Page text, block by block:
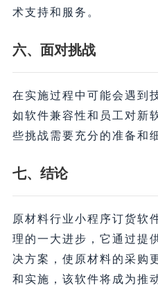
术支持和服务。
六、面对挑战
在实施过程中可能会遇到
如软件兼容性和员工对新
些挑战需要充分的准备和
七、结论
原材料行业小程序订货软
理的一大进步，它通过提
决方案，使原材料的采购
和实施，该软件将成为推